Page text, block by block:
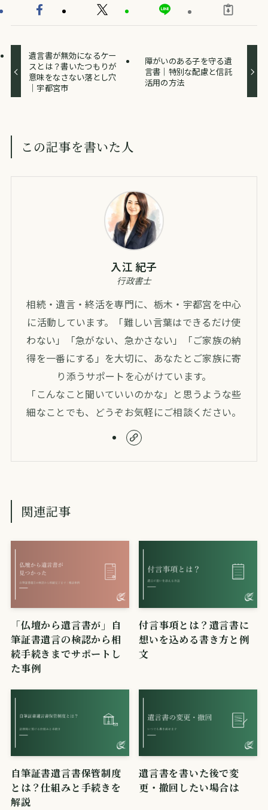
遺言書が無効になるケー
スとは？書いたつもりが
意味をなさない落とし穴
｜宇都宮市
障がいのある子を守る遺
言書｜特別な配慮と信託
活用の方法
この記事を書いた人
入江 紀子
行政書士
相続・遺言・終活を専門に、栃木・宇都宮を中心
に活動しています。「難しい言葉はできるだけ使
わない」「急がない、急かさない」「ご家族の納
得を一番にする」を大切に、あなたとご家族に寄
り添うサポートを心がけています。
「こんなこと聞いていいのかな」と思うような些
細なことでも、どうぞお気軽にご相談ください。
関連記事
「仏壇から遺言書が」自
筆証書遺言の検認から相
続手続きまでサポートし
た事例
付言事項とは？遺言書に
想いを込める書き方と例
文
自筆証書遺言書保管制度
とは？仕組みと手続きを
解説
遺言書を書いた後で変
更・撤回したい場合は